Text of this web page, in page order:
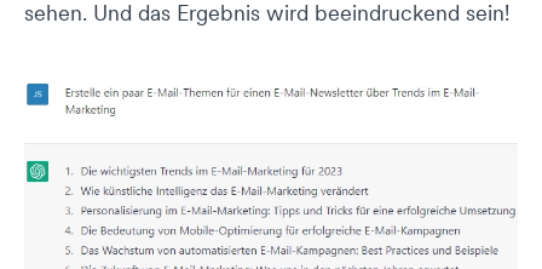
sehen. Und das Ergebnis wird beeindruckend sein!